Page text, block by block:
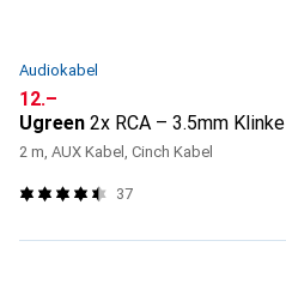
Audiokabel
CHF
12.–
Ugreen 2x RCA – 3.5mm Klinke
2 m, AUX Kabel, Cinch Kabel
37